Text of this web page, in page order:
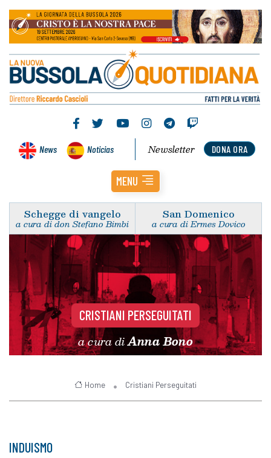
News Noticias DONA ORA
Newsletter
MENU
Schegge di vangelo
a cura di don Stefano Bimbi
San Domenico
a cura di Ermes Dovico
CRISTIANI PERSEGUITATI
a cura diAnna Bono
Home Cristiani Perseguitati
INDUISMO